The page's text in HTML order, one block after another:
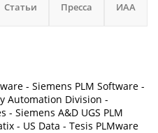
Статьи Пресса ИАА
- Siemens PLM Software -
Automation Division -
Siemens A&D UGS PLM
- US Data - Tesis PLMware